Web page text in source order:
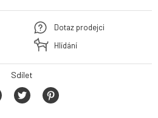
Dotaz prodejci
Hlídání
Sdílet